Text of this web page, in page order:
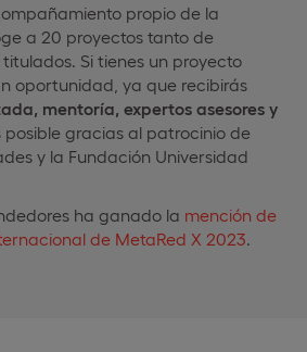
propio de la
a 20 proyectos tanto de
Si tienes un proyecto
oportunidad, ya que recibirás
mentoría, expertos asesores y
posible gracias al patrocinio de
y la Fundación Universidad
ha ganado la mención de
de MetaRed X 2023